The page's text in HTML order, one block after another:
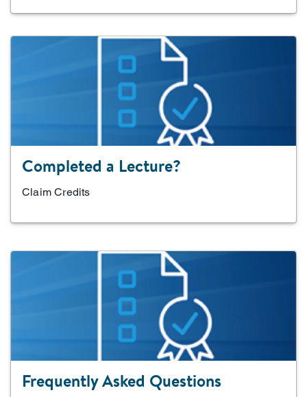
Completed a Lecture?
Claim Credits
Frequently Asked Questions